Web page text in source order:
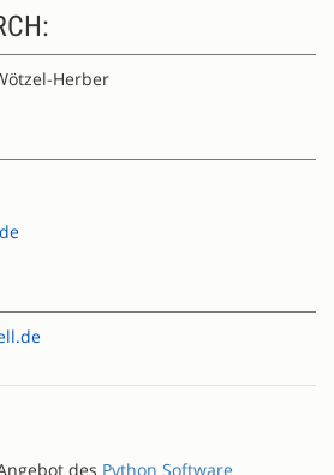
Herber
des Python Software